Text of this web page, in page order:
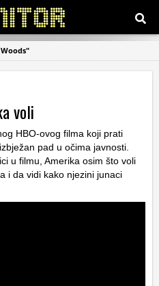
voli
HBO-ovog filma koji prati
pad u očima javnosti.
u filmu, Amerika osim što voli
i da vidi kako njezini junaci